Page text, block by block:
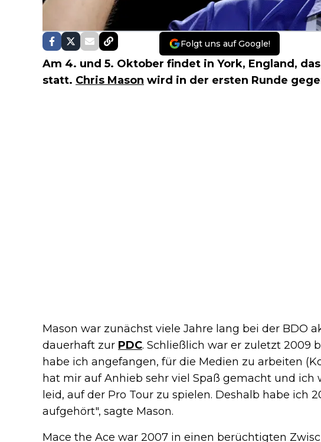
Folgt uns auf Google!
Am 4. und 5. Oktober findet in York, England,
statt. Chris Mason wird in der ersten Runde
Mason war zunächst viele Jahre lang bei der BDO
dauerhaft zur PDC. Schließlich war er zuletzt 2009
habe ich angefangen, für die Medien zu arbeiten
hat mir auf Anhieb sehr viel Spaß gemacht und ich
leid, auf der Pro Tour zu spielen. Deshalb habe ich
aufgehört", sagte Mason.
Mace the Ace war 2007 in einen berüchtigten